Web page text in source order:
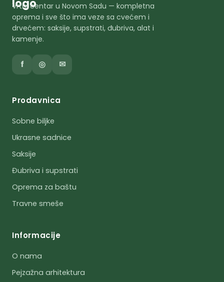
Vrtni centar u Novom Sadu — kompletna
oprema i sve što ima veze sa cvećem i
drvećem: saksije, supstrati, đubriva, alat i
kamenje.
f ◎ ✉
Prodavnica
Sobne biljke
Ukrasne sadnice
Saksije
Đubriva i supstrati
Oprema za baštu
Travne smeše
Informacije
O nama
Pejzažna arhitektura